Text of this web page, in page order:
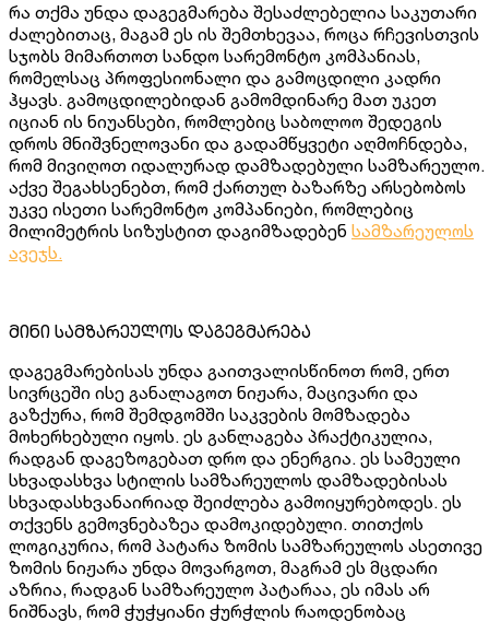
რა თქმა უნდა დაგეგმარება შესაძლებელია საკუთარი
ძალებითაც, მაგამ ეს ის შემთხევაა, როცა რჩევისთვის
სჯობს მიმართოთ სანდო სარემონტო კომპანიას,
რომელსაც პროფესიონალი და გამოცდილი კადრი
ჰყავს. გამოცდილებიდან გამომდინარე მათ უკეთ
იციან ის ნიუანსები, რომლებიც საბოლოო შედეგის
დროს მნიშვნელოვანი და გადამწყვეტი აღმოჩნდება,
რომ მივიღოთ იდალურად დამზადებული სამზარეულო.
აქვე შეგახსენებთ, რომ ქართულ ბაზარზე არსებობოს
უკვე ისეთი სარემონტო კომპანიები, რომლებიც
მილიმეტრის სიზუსტით დაგიმზადებენ სამზარეულოს
ავეჯს.
მინი სამზარეულოს დაგეგმარება
დაგეგმარებისას უნდა გაითვალისწინოთ რომ, ერთ
სივრცეში ისე განალაგოთ ნიჟარა, მაცივარი და
გაზქურა, რომ შემდგომში საკვების მომზადება
მოხერხებული იყოს. ეს განლაგება პრაქტიკულია,
რადგან დაგეზოგებათ დრო და ენერგია. ეს სამეული
სხვადასხვა სტილის სამზარეულოს დამზადებისას
სხვადასხვანაირიად შეიძლება გამოიყურებოდეს. ეს
თქვენს გემოვნებაზეა დამოკიდებული. თითქოს
ლოგიკურია, რომ პატარა ზომის სამზარეულოს ასეთივე
ზომის ნიჟარა უნდა მოვარგოთ, მაგრამ ეს მცდარი
აზრია, რადგან სამზარეულო პატარაა, ეს იმას არ
ნიშნავს, რომ ჭუჭყიანი ჭურჭლის რაოდენობაც